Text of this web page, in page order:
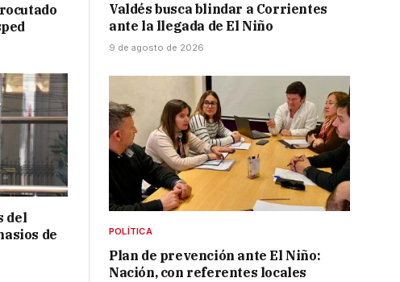
del
de
Valdés busca blindar a Corrientes
ante la llegada de El Niño
9 de agosto de 2026
POLÍTICA
Plan de prevención ante El Niño:
Nación, con referentes locales